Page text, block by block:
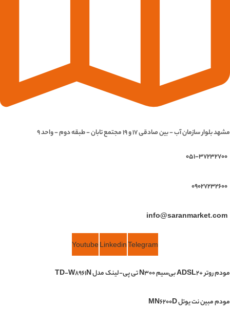
مشهد بلوار سازمان آب - بین صادقی 17 و 19 مجتمع تابان - طبقه دوم - واحد 9
051-37232700
09027232600
info@saranmarket.com
Telegram
Linkedin
Youtube
مودم روتر +ADSL2 بی‌سیم N300 تی پی-لینک مدل TD-W8961N
مودم مبین نت یوتل MN6200D